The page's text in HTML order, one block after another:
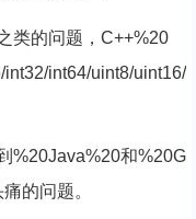
类的问题，C++%20
int64/uint8/uint16/
%20Java%20和%20G
的问题。